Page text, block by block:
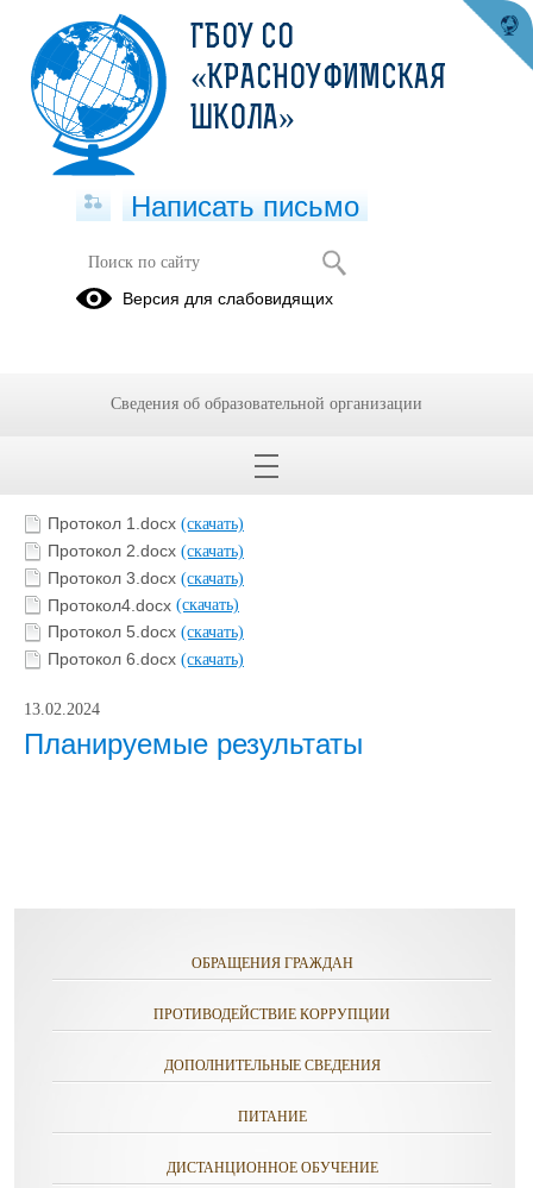
Педсовет
Протокол 1.docx (скачать)
Протокол 2.docx (скачать)
Протокол 3.docx (скачать)
Протокол4.docx (скачать)
Протокол 5.docx (скачать)
Протокол 6.docx (скачать)
13.02.2024
Планируемые результаты
ОБРАЩЕНИЯ ГРАЖДАН
ПРОТИВОДЕЙСТВИЕ КОРРУПЦИИ
ДОПОЛНИТЕЛЬНЫЕ СВЕДЕНИЯ
ПИТАНИЕ
ДИСТАНЦИОННОЕ ОБУЧЕНИЕ
ГБОУ СО
«КРАСНОУФИМСКАЯ
ШКОЛА»
Написать письмо
Версия для слабовидящих
Сведения об образовательной организации